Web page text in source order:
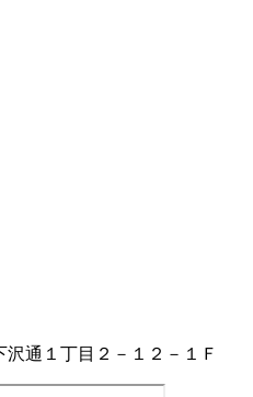
通１丁目２－１２－１Ｆ